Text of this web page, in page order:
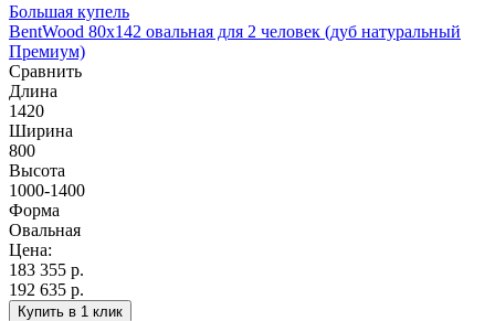
Большая купель
BentWood 80х142 овальная для 2 человек (дуб натуральный
Премиум)
Сравнить
Длина
1420
Ширина
800
Высота
1000-1400
Форма
Овальная
Цена:
183 355 р.
192 635 р.
Купить в 1 клик